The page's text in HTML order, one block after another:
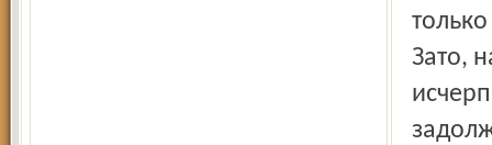
Зато,